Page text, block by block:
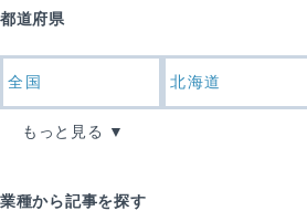
都道府県
全国 北海道
もっと見る
業種から記事を探す